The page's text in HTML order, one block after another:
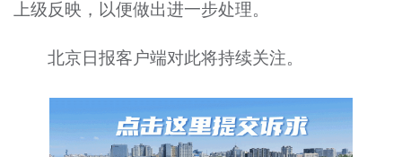
上级反映，以便做出进一步处理。
北京日报客户端对此将持续关注。